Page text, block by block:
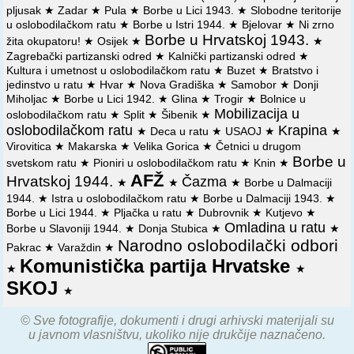
te o drugim pitanjima
📜 Izvještaj Kotarskoga komiteta KPH Zelina Okružnome
komitetu KPH Zagreb sa sastanka komiteta na kojemu je
razmotrena politička situacija, organizacijsko stanje i rad
Partije, SKOJ-a, NOO, AFŽ, USAOH
📜 Izvještaj Franje Črnile Okružnome komitetu KPH
Pokuplje o političkoj situaciji te radu Partije, NOO, SKOJ-a,
USAOH-a, AFŽ
📜 Tabelarni pregled Povjerenstva CK KPH u Zagrebu
Centralnome komitetu KP Hrvatske za organizacije Partije,
SKOJ-a, NOO, AFŽ, USAOH-a za područje Povjerenstva
📜 Izvještaj Kotarskoga komiteta KPH Donja Stubica
Okružnome komitetu KPH Zagreb o brojnom stanju i
socijalnom sastavu organizacija KP, SKOJ-a, NOO, AFŽ-a i
USAOH-a
📜 Izvještaj Kotarskog komiteta SKOJ-a Slav. Požega
Komiteta na kome se raspravljalo o političkoj situaciji na
terenu, organizacionom stanju i radu SKOJ-a i USAOH a, o
prosvjetnom i agitacionom radu, te o akciji omladine na
pljusak ★Zadar ★ Pula ★ Borbe u Lici 1943. ★Slobodne teritorije
u oslobodilačkom ratu ★ Borbe u Istri 1944. ★ Bjelovar ★ Ni zrno
žita okupatoru! ★Osijek ★ Borbe u Hrvatskoj 1943. ★
Zagrebački partizanski odred ★ Kalnički partizanski odred ★
Kultura i umetnost u oslobodilačkom ratu ★ Buzet ★ Bratstvo i
jedinstvo u ratu ★ Hvar ★ Nova Gradiška ★Samobor ★ Donji
Miholjac ★ Borbe u Lici 1942. ★Glina ★Trogir ★ Bolnice u
oslobodilačkom ratu ★Split ★Šibenik ★ Mobilizacija u
oslobodilačkom ratu ★ Deca u ratu ★ USAOJ ★ Krapina ★
Virovitica ★ Makarska ★Velika Gorica ★Četnici u drugom
svetskom ratu ★ Pioniri u oslobodilačkom ratu ★ Knin ★ Borbe u
Hrvatskoj 1944. ★ AFŽ ★ Čazma ★ Borbe u Dalmaciji
1944. ★ Istra u oslobodilačkom ratu ★ Borbe u Dalmaciji 1943. ★
Borbe u Lici 1944. ★ Pljačka u ratu ★ Dubrovnik ★ Kutjevo ★
Borbe u Slavoniji 1944. ★ Donja Stubica ★Omladina u ratu ★
Pakrac ★Varaždin ★ Narodno oslobodilački odbori
★ Komunistička partija Hrvatske ★
SKOJ ★
© Sve fotografije, dokumenti i drugi arhivski materijali su
u javnom vlasništvu, ukoliko nije drukčije naznačeno.